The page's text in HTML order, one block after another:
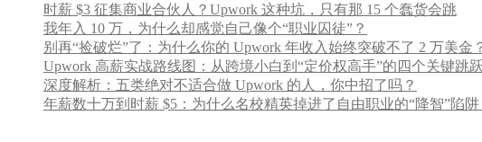
时薪 $3 征集商业合伙人？Upwork 这种坑，只有那 15 个蠢货会跳
我年入 10 万，为什么却感觉自己像个“职业囚徒”？
别再“捡破烂”了：为什么你的 Upwork 年收入始终突破不了 2 万美金
Upwork 高薪实战路线图：从跨境小白到“定价权高手”的四个关键跳跃
深度解析：五类绝对不适合做 Upwork 的人，你中招了吗？
年薪数十万到时薪 $5：为什么名校精英掉进了自由职业的“降智”陷阱